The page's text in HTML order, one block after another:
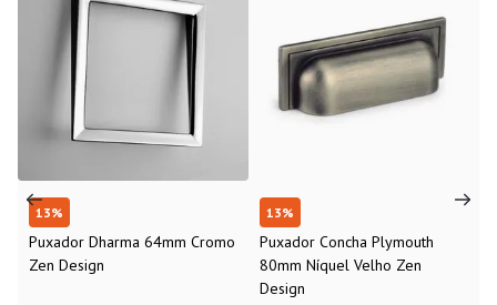
13%
Puxador Dharma 64mm Cromo
Zen Design
13%
Puxador Concha Plymouth
80mm Níquel Velho Zen
Design